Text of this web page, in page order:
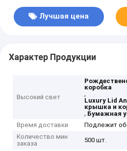
Лучшая цена
Характер Продукции
Высокий свет
коробка
,
Luxury Lid
крышка и
, Бумажная
Время доставки
Подлежит
Количество мин
заказа
500 шт.